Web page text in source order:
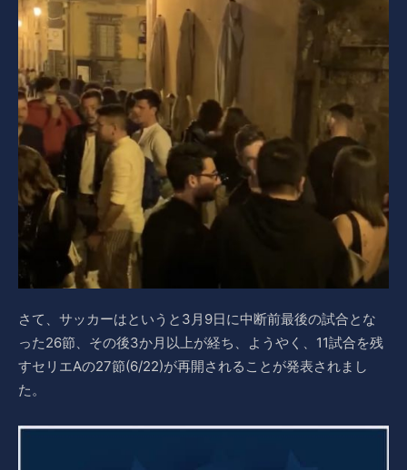
さて、サッカーはというと3月9日に中断前最後の試合とな
った26節、その後3か月以上が経ち、ようやく、11試合を残
すセリエAの27節(6/22)が再開されることが発表されまし
た。